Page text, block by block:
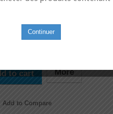
caramel est juste incontournable !
to cart More
Add to Compare
Continuer